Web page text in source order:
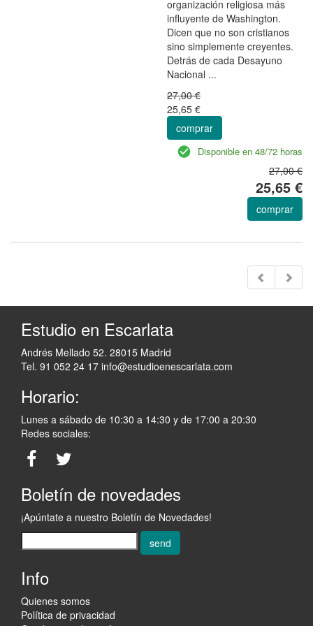
organización religiosa más
influyente de Washington.
Dicen que no son cristianos
sino simplemente creyentes.
Detrás de cada Desayuno
Nacional ...
27,00 €
25,65 €
comprar
Disponible en 48/72 horas
27,00 €
25,65 €
comprar
Estudio en Escarlata
Andrés Mellado 52. 28015 Madrid
Tel. 91 052 24 17 info@estudioenescarlata.com
Horario:
Lunes a sábado de 10:30 a 14:30 y de 17:00 a 20:30
Redes sociales:
Boletín de novedades
¡Apúntate a nuestro Boletín de Novedades!
send
Info
Quienes somos
Política de privacidad